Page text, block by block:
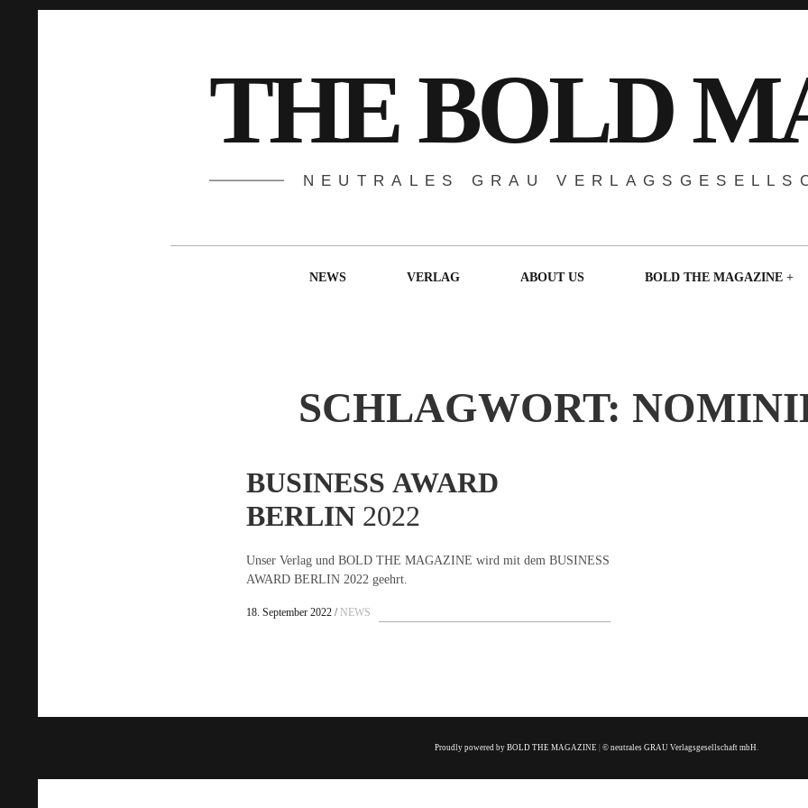
THE BOLD
NEUTRALES GRAU
NEWS VERLAG ABOUT US BOLD THE MAGAZINE
SCHLAGWORT:
BUSINESS AWARD
BERLIN 2022
Unser Verlag und BOLD THE MAGAZINE wird mit dem BUSINESS
AWARD BERLIN 2022 geehrt.
18. September 2022 NEWS
Proudly powered by BOLD THE MAGAZINE |© neutrales GRAU Verlagsgesellschaft mbH